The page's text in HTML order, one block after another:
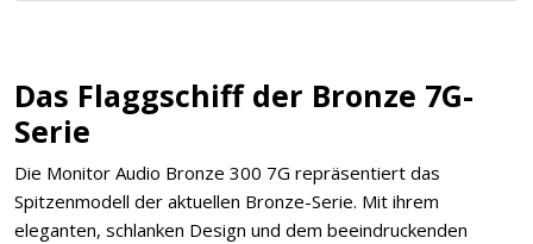
Das Flaggschiff der Bronze 7G-
Serie
Die Monitor Audio Bronze 300 7G repräsentiert das
Spitzenmodell der aktuellen Bronze-Serie. Mit ihrem
eleganten, schlanken Design und dem beeindruckenden